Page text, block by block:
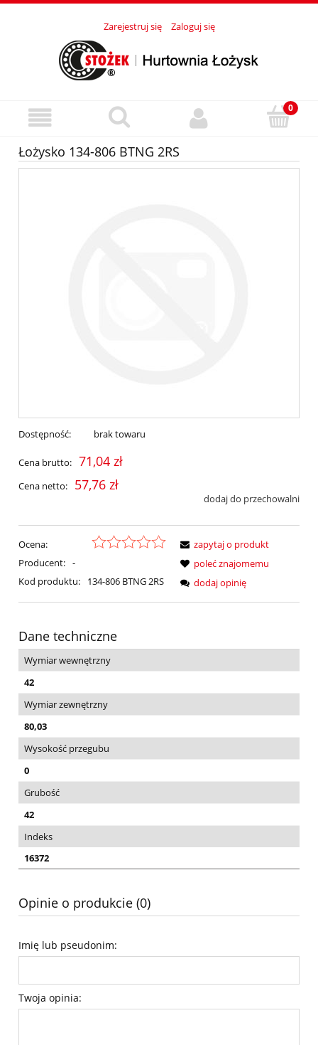
Zarejestruj się Zaloguj się
Łożysko 134-806 BTNG 2RS
Dostępność: brak towaru
Cena brutto: 71,04 zł
Cena netto: 57,76 zł
dodaj do przechowalni
Ocena:
Producent: -
Kod produktu:
134-806 BTNG 2RS
zapytaj o produkt
poleć znajomemu
dodaj opinię
Dane techniczne
Wymiar wewnętrzny
42
Wymiar zewnętrzny
80,03
Wysokość przegubu
0
Grubość
42
Indeks
16372
Opinie o produkcie (0)
Imię lub pseudonim:
Twoja opinia: